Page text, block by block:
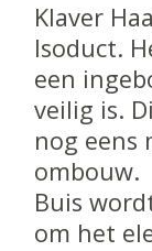
Klaver
Isoduct.
een
veilig is.
nog eens
ombouw.
Buis
om het